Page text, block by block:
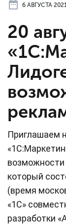
6 АВГУСТА 2021
20
Приглашаем
возможности
который
(время
«1С»
разработки